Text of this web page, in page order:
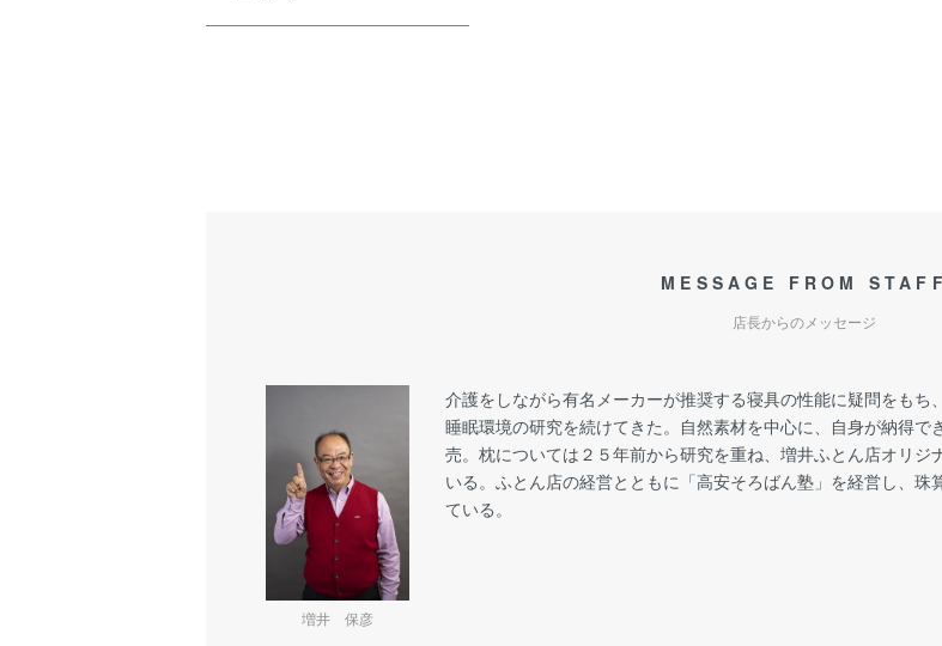
MESSAGE FROM STAFF
店長からのメッセージ
増井 保彦
介護をしながら有名メーカーが推奨する寝具の性能に疑問をも
睡眠環境の研究を続けてきた。自然素材を中心に、自身が納得
売。枕については２５年前から研究を重ね、増井ふとん店オリ
いる。ふとん店の経営とともに「高安そろばん塾」を経営し、
ている。